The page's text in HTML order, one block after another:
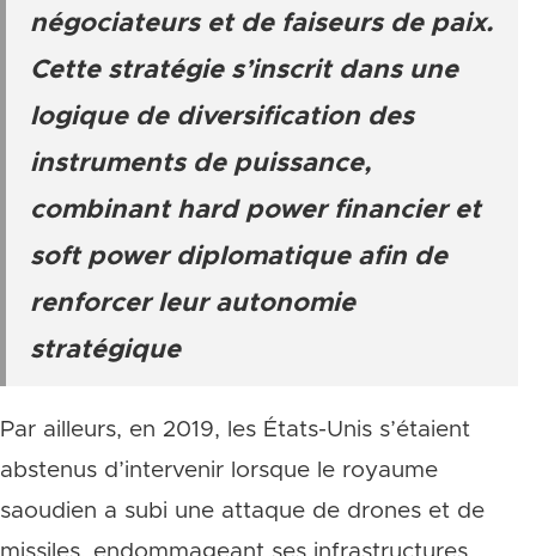
négociateurs et de faiseurs de paix.
Cette stratégie s’inscrit dans une
logique de diversification des
instruments de puissance,
combinant hard power financier et
soft power diplomatique afin de
renforcer leur autonomie
stratégique
Par ailleurs, en 2019, les États-Unis s’étaient
abstenus d’intervenir lorsque le royaume
saoudien a subi une attaque de drones et de